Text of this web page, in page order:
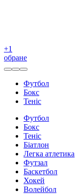
+1
обране
Футбол
Бокс
Теніс
Футбол
Бокс
Теніс
Біатлон
Легка атлетика
Футзал
Баскетбол
Хокей
Волейбол